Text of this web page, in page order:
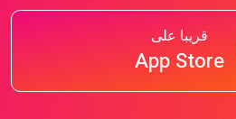
قريبا على
App Store